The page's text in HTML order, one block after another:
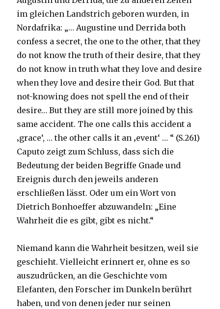
im gleichen Landstrich geboren wurden, in
Nordafrika: „… Augustine und Derrida both
confess a secret, the one to the other, that they
do not know the truth of their desire, that they
do not know in truth what they love and desire
when they love and desire their God. But that
not-knowing does not spell the end of their
desire… But they are still more joined by this
same accident. The one calls this accident a
‚grace‘, … the other calls it an ‚event‘ … “ (S.261)
Caputo zeigt zum Schluss, dass sich die
Bedeutung der beiden Begriffe Gnade und
Ereignis durch den jeweils anderen
erschließen lässt. Oder um ein Wort von
Dietrich Bonhoeffer abzuwandeln: „Eine
Wahrheit die es gibt, gibt es nicht.“
Niemand kann die Wahrheit besitzen, weil sie
geschieht. Vielleicht erinnert er, ohne es so
auszudrücken, an die Geschichte vom
Elefanten, den Forscher im Dunkeln berührt
haben, und von denen jeder nur seinen